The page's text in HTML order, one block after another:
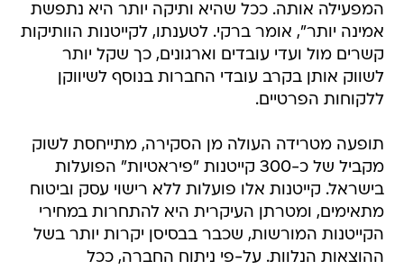
המפעילה אותה. ככל שהיא ותיקה יותר היא נתפשת
אמינה יותר", אומר ברקי. לטענתו, לקייטנות הוותיקות
קשרים מול ועדי עובדים וארגונים, כך שקל יותר
לשווק אותן בקרב עובדי החברות בנוסף לשיווקן
ללקוחות הפרטיים.
תופעה מטרידה העולה מן הסקירה, מתייחסת לשוק
מקביל של כ-300 קייטנות "פיראטיות" הפועלות
בישראל. קייטנות אלו פועלות ללא רישוי עסק וביטוח
מתאימים, ומטרתן העיקרית היא להתחרות במחירי
הקייטנות המורשות, שכבר בבסיסן יקרות יותר בשל
ההוצאות הנלוות. על-פי ניתוח החברה, ככל